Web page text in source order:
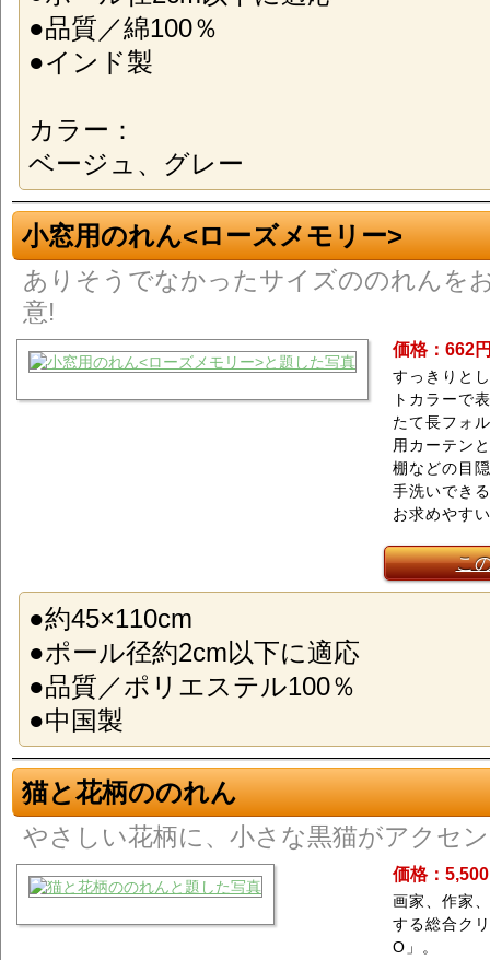
●品質／綿100％
●インド製
カラー：
ベージュ、グレー
小窓用のれん<ローズメモリー>
ありそうでなかったサイズののれんを
意!
価格：662
すっきりと
トカラーで
たて長フォ
用カーテン
棚などの目
手洗いでき
お求めやす
こ
●約45×110cm
●ポール径約2cm以下に適応
●品質／ポリエステル100％
●中国製
猫と花柄ののれん
やさしい花柄に、小さな黒猫がアクセ
価格：
画家、作家
する総合ク
O」。